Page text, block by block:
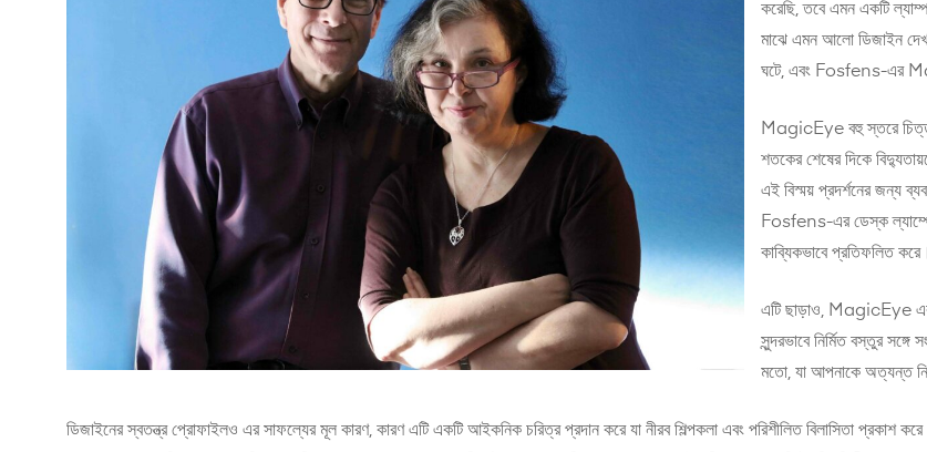
করেছি, তবে এমন একটি
মাঝে এমন আলো ডিজাইন
ঘটে, এবং Fosfens-এর
MagicEye বহু স্তরে
শতকের শেষের দিকে
এই বিস্ময় প্রদর্শনের জন্য
Fosfens-এর ডেস্ক ল্যাম্পের
কাব্যিকভাবে প্রতিফলিত করে।
এটি ছাড়াও, MagicEye এর
সুন্দরভাবে নির্মিত বস্তুর
মতো, যা আপনাকে অত্যন্ত
ডিজাইনের স্বতন্ত্র প্রোফাইলও এর সাফল্যের মূল কারণ, কারণ এটি একটি আইকনিক চরিত্র প্রদান করে যা নীরব শিল্পকলা এবং পরিশীলিত বিলাসিতা